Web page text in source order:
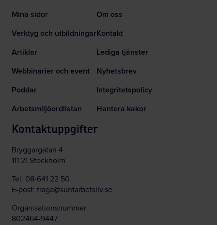
Mina sidor
Verktyg och utbildningar
Artiklar
Webbinarier och event
Poddar
Arbetsmiljöordlistan
Om oss
Kontakt
Lediga tjänster
Nyhetsbrev
Integritetspolicy
Hantera kakor
Kontaktuppgifter
Bryggargatan 4
111 21 Stockholm
Tel: 08-641 22 50
E-post: fraga@suntarbetsliv.se
Organisationsnummer:
802464-9447